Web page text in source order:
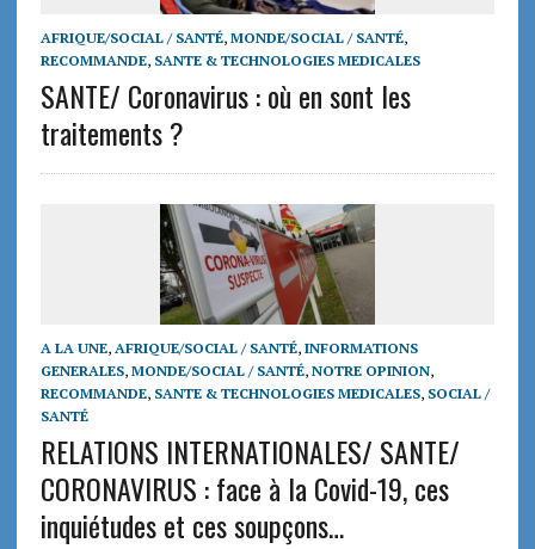
AFRIQUE/SOCIAL / SANTÉ, MONDE/SOCIAL / SANTÉ,
RECOMMANDE, SANTE & TECHNOLOGIES MEDICALES
SANTE/ Coronavirus : où en sont les
traitements ?
A LA UNE, AFRIQUE/SOCIAL / SANTÉ, INFORMATIONS
GENERALES, MONDE/SOCIAL / SANTÉ, NOTRE OPINION,
RECOMMANDE, SANTE & TECHNOLOGIES MEDICALES, SOCIAL /
SANTÉ
RELATIONS INTERNATIONALES/ SANTE/
CORONAVIRUS : face à la Covid-19, ces
inquiétudes et ces soupçons…